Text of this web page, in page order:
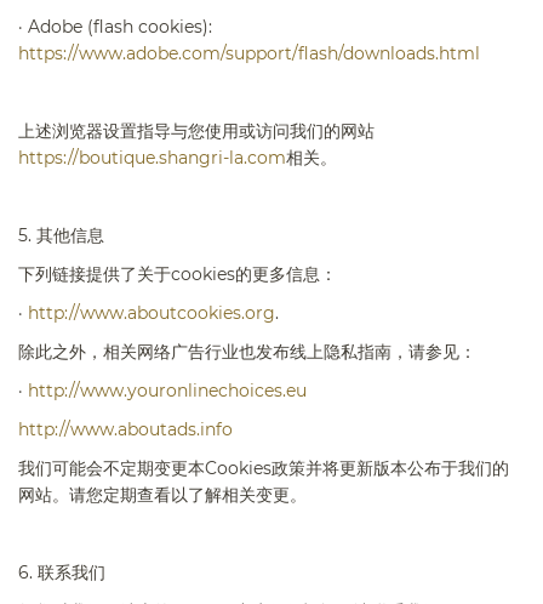
· Adobe (flash cookies):
https://www.adobe.com/support/flash/downloads.html
上述浏览器设置指导与您使用或访问我们的网站
https://boutique.shangri-la.com相关。
5. 其他信息
下列链接提供了关于cookies的更多信息：
· http://www.aboutcookies.org.
除此之外，相关网络广告行业也发布线上隐私指南，请参见：
· http://www.youronlinechoices.eu
http://www.aboutads.info
我们可能会不定期变更本Cookies政策并将更新版本公布于我们的
网站。请您定期查看以了解相关变更。
6. 联系我们